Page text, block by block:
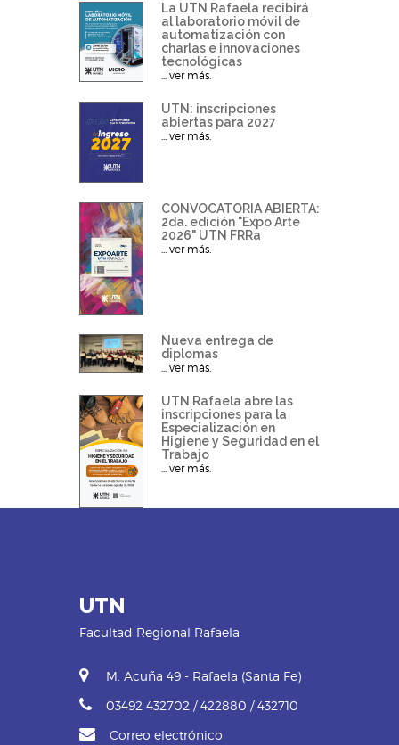
La UTN Rafaela recibirá
al laboratorio móvil de
automatización con
charlas e innovaciones
tecnológicas
... ver más.
UTN: inscripciones
abiertas para 2027
... ver más.
CONVOCATORIA ABIERTA:
2da. edición "Expo Arte
2026" UTN FRRa
... ver más.
Nueva entrega de
diplomas
... ver más.
UTN Rafaela abre las
inscripciones para la
Especialización en
Higiene y Seguridad en el
Trabajo
... ver más.
UTN
Facultad Regional Rafaela
M. Acuña 49 - Rafaela (Santa Fe)
03492 432702 / 422880 / 432710
Correo electrónico